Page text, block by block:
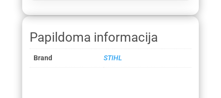
Papildoma informacija
Brand STIHL